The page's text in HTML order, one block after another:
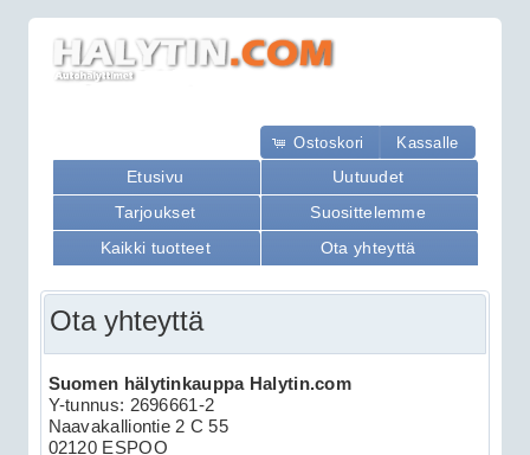
Ostoskori Kassalle
Etusivu
Uutuudet
Tarjoukset
Suosittelemme
Kaikki tuotteet
Ota yhteyttä
Ota yhteyttä
Suomen hälytinkauppa Halytin.com
Y-tunnus: 2696661-2
Naavakalliontie 2 C 55
02120 ESPOO